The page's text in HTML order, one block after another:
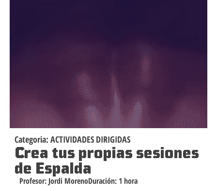
Categoria: ACTIVIDADES DIRIGIDAS
Crea tus propias sesiones
de Espalda
Profesor: Jordi MorenoDuración: 1 hora